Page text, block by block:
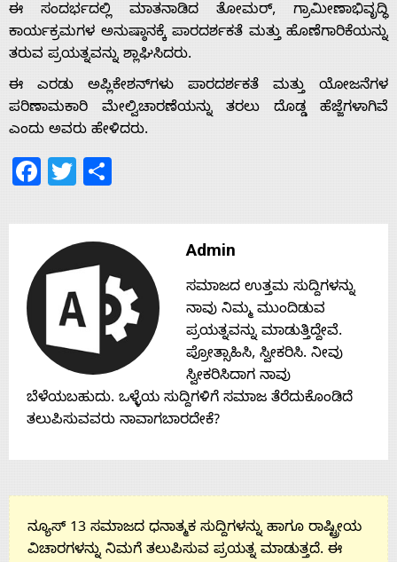
Advertise
With
s
Contact
ಈ ಸಂದರ್ಭದಲ್ಲಿ ಮಾತನಾಡಿದ ತೋಮರ್, ಗ್ರಾಮೀಣಾಭಿವೃದ್ಧಿ
ಕಾರ್ಯಕ್ರಮಗಳ ಅನುಷ್ಠಾನಕ್ಕೆ ಪಾರದರ್ಶಕತೆ ಮತ್ತು ಹೊಣೆಗಾರಿಕೆಯನ್ನು
ತರುವ ಪ್ರಯತ್ನವನ್ನು ಶ್ಲಾಘಿಸಿದರು.
ಈ ಎರಡು ಅಪ್ಲಿಕೇಶನ್‌ಗಳು ಪಾರದರ್ಶಕತೆ ಮತ್ತು ಯೋಜನೆಗಳ
ಪರಿಣಾಮಕಾರಿ ಮೇಲ್ವಿಚಾರಣೆಯನ್ನು ತರಲು ದೊಡ್ಡ ಹೆಜ್ಜೆಗಳಾಗಿವೆ
ಎಂದು ಅವರು ಹೇಳಿದರು.
Facebook
Twitter
Admin
ಸಮಾಜದ ಉತ್ತಮ ಸುದ್ದಿಗಳನ್ನು
ನಾವು ನಿಮ್ಮ ಮುಂದಿಡುವ
ಪ್ರಯತ್ನವನ್ನು ಮಾಡುತ್ತಿದ್ದೇವೆ.
ಪ್ರೋತ್ಸಾಹಿಸಿ, ಸ್ವೀಕರಿಸಿ. ನೀವು
ಸ್ವೀಕರಿಸಿದಾಗ ನಾವು
ಬೆಳೆಯಬಹುದು. ಒಳ್ಳೆಯ ಸುದ್ದಿಗಳಿಗೆ ಸಮಾಜ ತೆರೆದುಕೊಂಡಿದೆ
ತಲುಪಿಸುವವರು ನಾವಾಗಬಾರದೇಕೆ?
ನ್ಯೂಸ್ 13 ಸಮಾಜದ ಧನಾತ್ಮಕ ಸುದ್ದಿಗಳನ್ನು ಹಾಗೂ ರಾಷ್ಟ್ರೀಯ
ವಿಚಾರಗಳನ್ನು ನಿಮಗೆ ತಲುಪಿಸುವ ಪ್ರಯತ್ನ ಮಾಡುತ್ತದೆ. ಈ